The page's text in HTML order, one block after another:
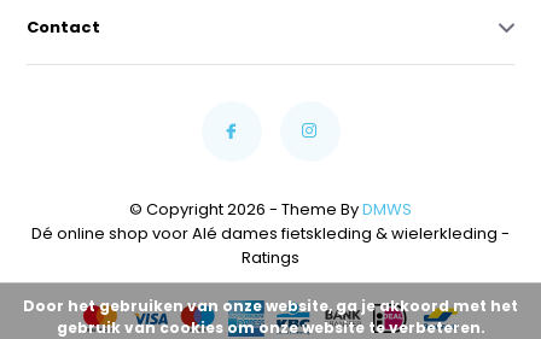
Contact
© Copyright 2026 - Theme ByDMWS
Dé online shop voor Alé dames fietskleding & wielerkleding -
Ratings
Door het gebruiken van onze website, ga je akkoord met het
gebruik van cookies om onze website te verbeteren.